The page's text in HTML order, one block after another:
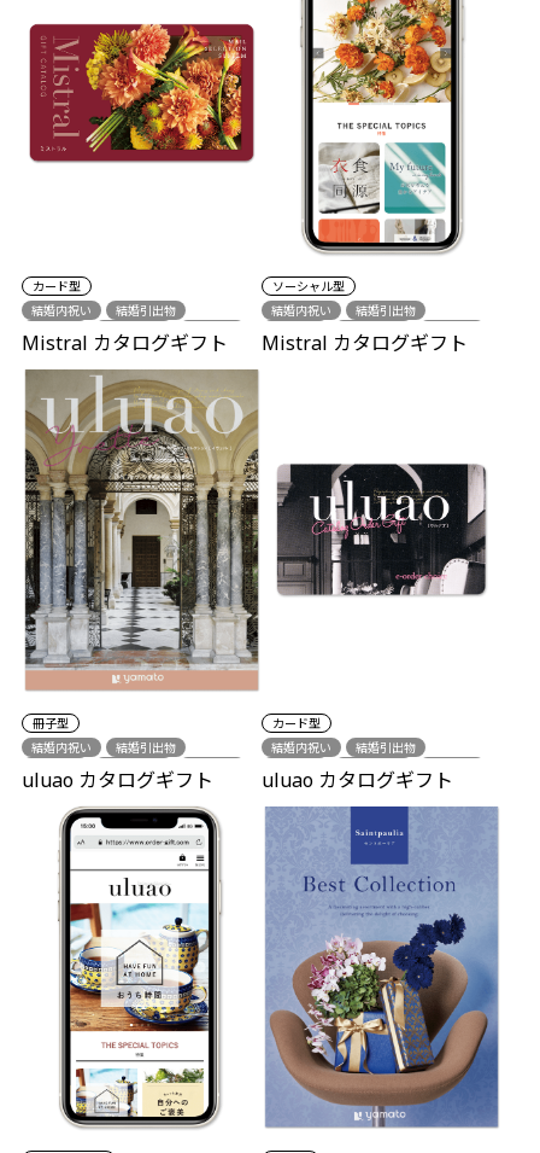
カード型
結婚内祝い
結婚引出物
出産内祝い
各種内祝い
Mistral カタログギフト
ソーシャル型
結婚内祝い
結婚引出物
出産内祝い
各種内祝い
Mistral カタログギフト
冊子型
結婚内祝い
結婚引出物
出産内祝い
各種内祝い
uluao カタログギフト
カード型
結婚内祝い
結婚引出物
出産内祝い
各種内祝い
uluao カタログギフト